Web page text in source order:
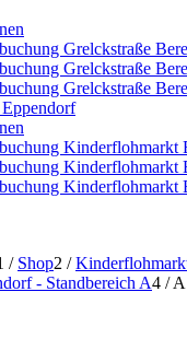
Grelckstraße
Grelckstraße
Grelckstraße
Kinderflohmarkt
Kinderflohmarkt
Kinderflohmarkt
/ Shop2 /
- Standbereich A4 /